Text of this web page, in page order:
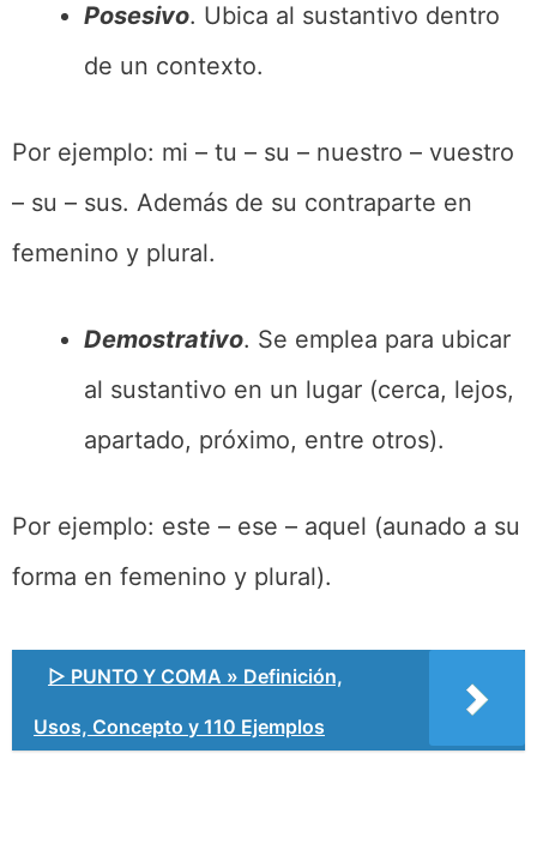
Posesivo. Ubica al sustantivo dentro
de un contexto.
Por ejemplo: mi – tu – su – nuestro – vuestro
– su – sus. Además de su contraparte en
femenino y plural.
Demostrativo. Se emplea para ubicar
al sustantivo en un lugar (cerca, lejos,
apartado, próximo, entre otros).
Por ejemplo: este – ese – aquel (aunado a su
forma en femenino y plural).
▷ PUNTO Y COMA » Definición,
Usos, Concepto y 110 Ejemplos